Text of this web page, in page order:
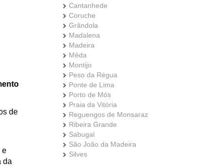
de
e
da
Cantanhede
Coruche
Grândola
Madalena
Madeira
Mêda
Montijo
Peso da Régua
Ponte de Lima
Porto de Mós
Praia da Vitória
Reguengos de Monsaraz
Ribeira Grande
Sabugal
São João da Madeira
Silves